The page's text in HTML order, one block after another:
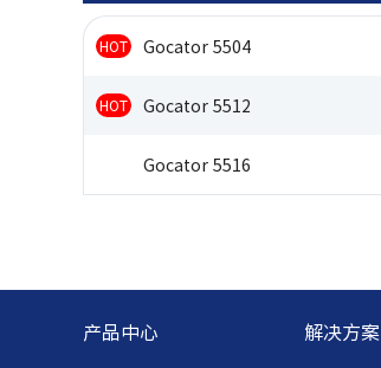
HOT Gocator 5504
HOT Gocator 5512
Gocator 5516
产品中心 解决方案